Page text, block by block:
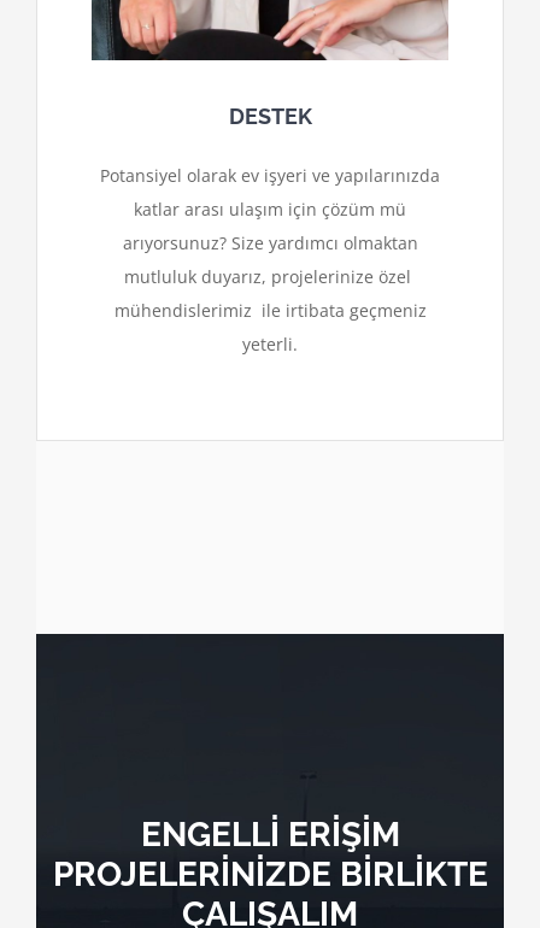
DESTEK
Potansiyel olarak ev işyeri ve yapılarınızda
katlar arası ulaşım için çözüm mü
arıyorsunuz? Size yardımcı olmaktan
mutluluk duyarız, projelerinize özel
mühendislerimiz ile irtibata geçmeniz
yeterli.
ENGELLİ ERİŞİM
PROJELERİNİZDE BİRLİKTE
ÇALIŞALIM